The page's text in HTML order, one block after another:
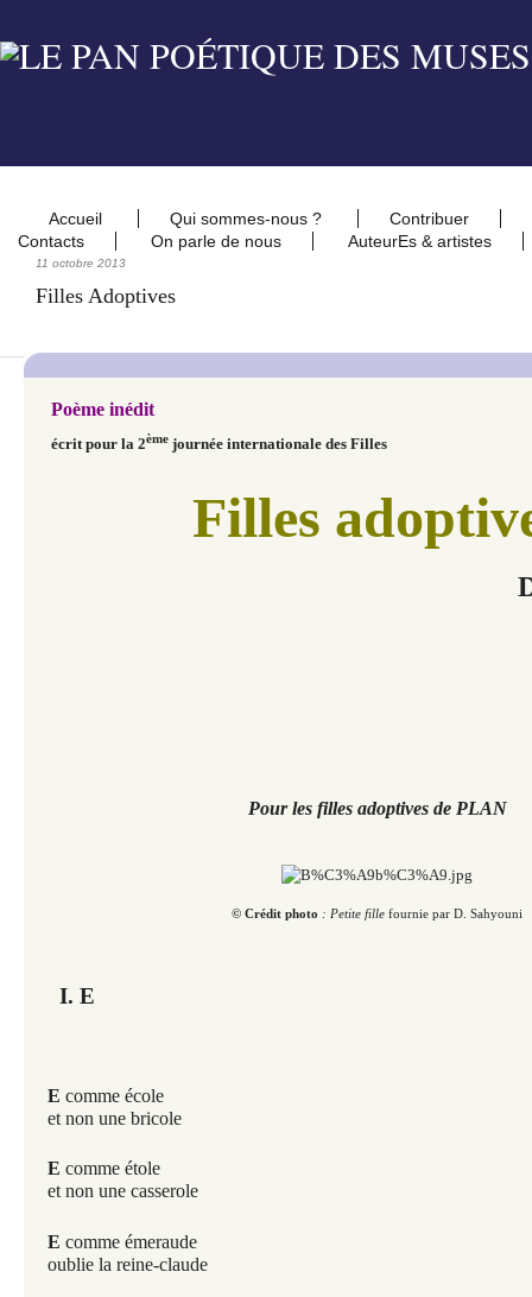
Accueil Qui sommes-nous ?
Contribuer
Contacts
On parle de nous AuteurEs & artistes
11 octobre 2013
Filles Adoptives
Poème inédit
écritpour la 2ème journée internationale des Filles
Filles
Pour les filles adoptives de PLAN
© Crédit photo : Petite fille fournie par D. Sahyouni
I. E
E comme école
et non une bricole
E comme étole
et non une casserole
E comme émeraude
oublie la reine-claude